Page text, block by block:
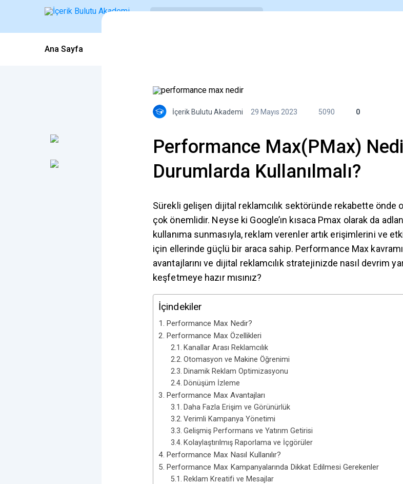
Ana Sayfa
İçerik Bulutu Akademi ,29 Mayıs 2023 5090 0
Performance Max(PMax)
Durumlarda Kullanılmalı?
Sürekli gelişen dijital reklamcılık sektöründe rekabette önde
çok önemlidir. Neyse ki Google’ın kısaca Pmax olarak da
kullanıma sunmasıyla, reklam verenler artık erişimlerini ve
için ellerinde güçlü bir araca sahip. Performance Max
avantajlarını ve dijital reklamcılık stratejinizde nasıl devrim
keşfetmeye hazır mısınız?
İçindekiler
Performance Max Nedir?
Performance Max Özellikleri
Kanallar Arası Reklamcılık
Otomasyon ve Makine Öğrenimi
Dinamik Reklam Optimizasyonu
Dönüşüm İzleme
Performance Max Avantajları
Daha Fazla Erişim ve Görünürlük
Verimli Kampanya Yönetimi
Gelişmiş Performans ve Yatırım Getirisi
Kolaylaştırılmış Raporlama ve İçgörüler
Performance Max Nasıl Kullanılır?
Performance Max Kampanyalarında Dikkat Edilmesi Gerekenler
Reklam Kreatifi ve Mesajlar